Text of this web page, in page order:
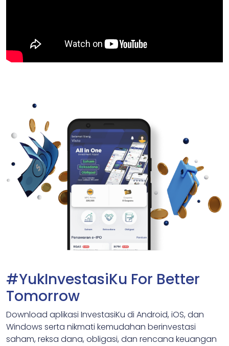
#YukInvestasiKu For Better
Tomorrow
Download aplikasi InvestasiKu di Android, iOS, dan
Windows serta nikmati kemudahan berinvestasi
saham, reksa dana, obligasi, dan rencana keuangan